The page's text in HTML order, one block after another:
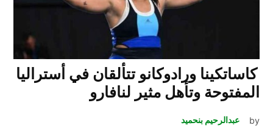
كاساتكينا ورادوكانو تتألقان في أستراليا
المفتوحة وتأهل مثير لنافارو
by
عبدالرحيم بنحميد